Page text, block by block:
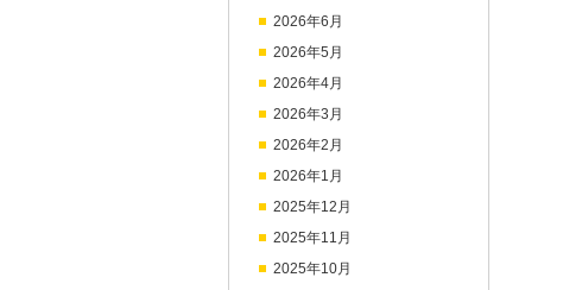
2026年6月
2026年5月
2026年4月
2026年3月
2026年2月
2026年1月
2025年12月
2025年11月
2025年10月